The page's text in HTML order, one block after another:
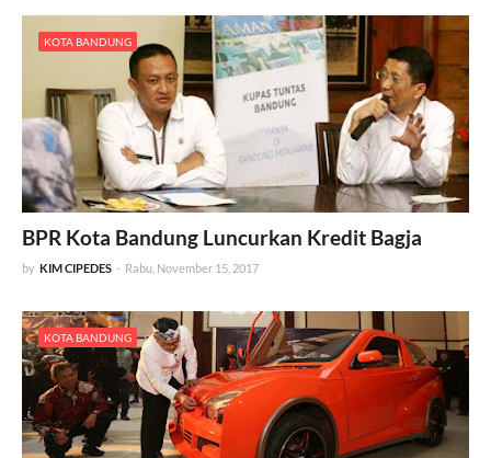
KOTA BANDUNG
BPR Kota Bandung Luncurkan Kredit Bagja
by KIM CIPEDES - Rabu, November 15, 2017
KOTA BANDUNG